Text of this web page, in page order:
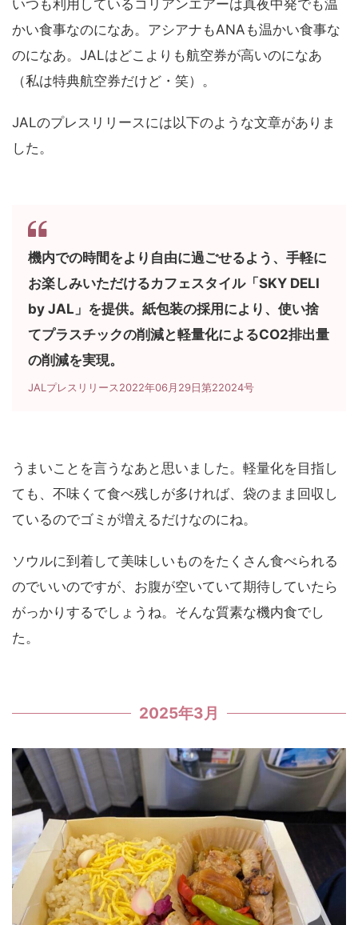
いつも利用しているコリアンエアーは真夜中発でも温
かい食事なのになあ。アシアナもANAも温かい食事な
のになあ。JALはどこよりも航空券が高いのになあ
（私は特典航空券だけど・笑）。
JALのプレスリリースには以下のような文章がありま
した。
機内での時間をより自由に過ごせるよう、手軽に
お楽しみいただけるカフェスタイル「SKY DELI
by JAL」を提供。紙包装の採用により、使い捨
てプラスチックの削減と軽量化によるCO2排出量
の削減を実現。
JALプレスリリース2022年06月29日第22024号
うまいことを言うなあと思いました。軽量化を目指し
ても、不味くて食べ残しが多ければ、袋のまま回収し
ているのでゴミが増えるだけなのにね。
ソウルに到着して美味しいものをたくさん食べられる
のでいいのですが、お腹が空いていて期待していたら
がっかりするでしょうね。そんな質素な機内食でし
た。
2025年3月